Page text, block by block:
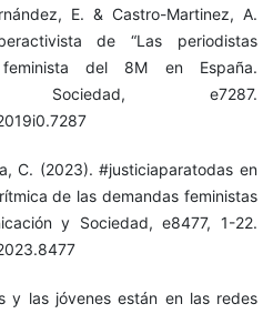
E. & Castro-Martinez, A.
de “Las periodistas
del 8M en España.
e7287.
C. (2023). #justiciaparatodas en
de las demandas feministas
y Sociedad, e8477, 1-22.
y las jóvenes están en las redes